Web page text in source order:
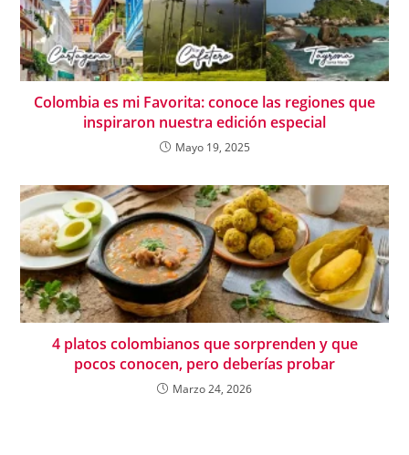
Colombia es mi Favorita: conoce las regiones que
inspiraron nuestra edición especial
Mayo 19, 2025
4 platos colombianos que sorprenden y que
pocos conocen, pero deberías probar
Marzo 24, 2026